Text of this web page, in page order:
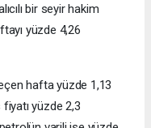
bir seyir hakim
yüzde 4,26
hafta yüzde 1,13
yüzde 2,3